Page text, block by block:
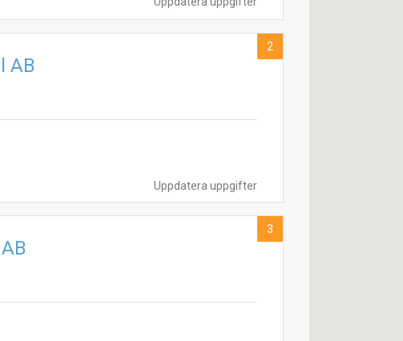
Uppdatera uppgifter
AB
2
3